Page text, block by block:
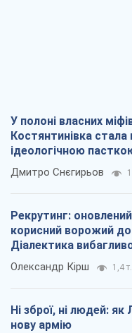
У полоні власних
Костянтинівка
ідеологічною
окупантів
Дмитро Снєгирьов
Рекрутинг:
корисний ворожий
Діалектика
Олександр Кірш 1,4 т.
Ні зброї, ні людей:
нову армію